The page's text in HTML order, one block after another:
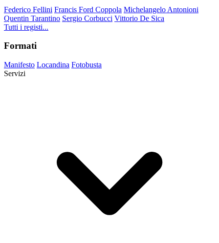
Federico Fellini Francis Ford Coppola Michelangelo Antonioni
Quentin Tarantino Sergio Corbucci Vittorio De Sica
Tutti i registi...
Formati
Manifesto Locandina Fotobusta
Servizi